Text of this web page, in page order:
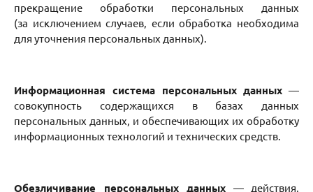
прекращение обработки персональных данных
(за исключением случаев, если обработка необходима
для уточнения персональных данных).
Информационная система персональных данных —
совокупность содержащихся в базах данных
персональных данных, и обеспечивающих их обработку
информационных технологий и технических средств.
Обезличивание персональных данных — действия,